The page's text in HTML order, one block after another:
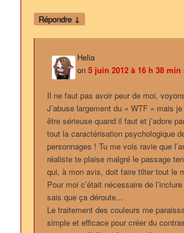
Répondre ↓
Helia
on5 juin 2012 à 16 h 38 min
Il ne faut pas avoir peur de moi,
J’abuse largement du « WTF » mais
être sérieuse quand il faut et j’adore
tout la caractérisation psychologique
personnages ! Tu me vois ravie que
réaliste te plaise malgré le passage
qui, à mon avis, doit faire tilter tout le
Pour moi c’était nécessaire de
sais que ça déroute…
Le traitement des couleurs me
simple et efficace pour créer du